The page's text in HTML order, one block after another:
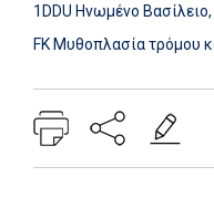
1DDU Ηνωμένο
FK Μυθοπλασία τρόμου